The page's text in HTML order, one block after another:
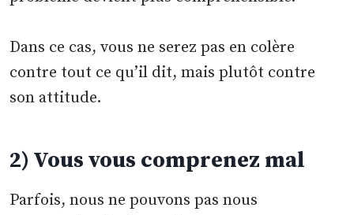
Dans ce cas, vous ne serez pas en colère
contre tout ce qu’il dit, mais plutôt contre
son attitude.
2) Vous vous comprenez mal
Parfois, nous ne pouvons pas nous